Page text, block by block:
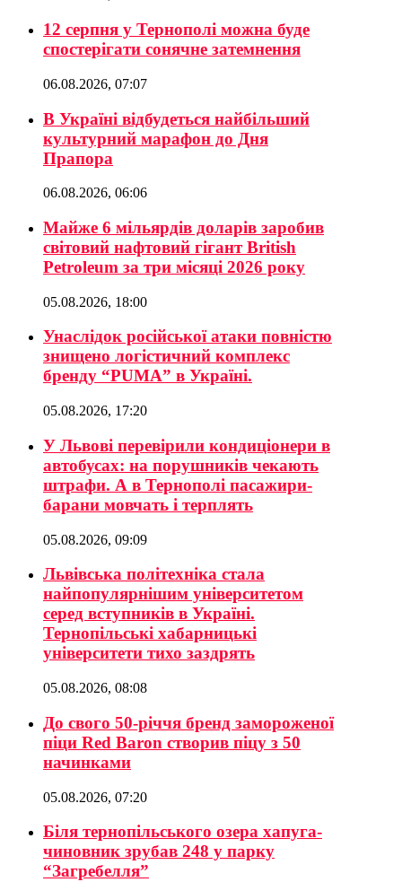
12 серпня у Тернополі можна буде
спостерігати сонячне затемнення
06.08.2026, 07:07
В Україні відбудеться найбільший
культурний марафон до Дня
Прапора
06.08.2026, 06:06
Майже 6 мільярдів доларів заробив
світовий нафтовий гігант British
Petroleum за три місяці 2026 року
05.08.2026, 18:00
Унаслідок російської атаки повністю
знищено логістичний комплекс
бренду “PUMA” в Україні.
05.08.2026, 17:20
У Львові перевірили кондиціонери в
автобусах: на порушників чекають
штрафи. А в Тернополі пасажири-
барани мовчать і терплять
05.08.2026, 09:09
Львівська політехніка стала
найпопулярнішим університетом
серед вступників в Україні.
Тернопільські хабарницькі
університети тихо заздрять
05.08.2026, 08:08
До свого 50-річчя бренд замороженої
піци Red Baron створив піцу з 50
начинками
05.08.2026, 07:20
Біля тернопільського озера хапуга-
чиновник зрубав 248 у парку
“Загребелля”